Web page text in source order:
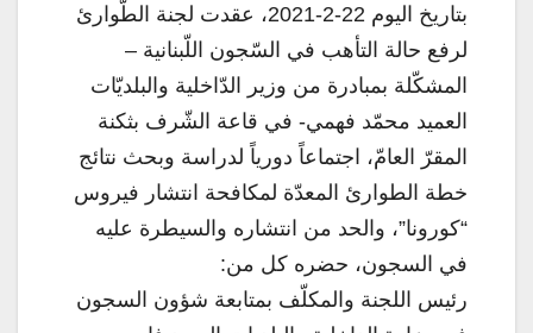
بتاريخ اليوم 22-2-2021، عقدت لجنة الطّوارئ
لرفع حالة التأهب في السّجون اللّبنانية –
المشكّلة بمبادرة من وزير الدّاخلية والبلديّات
العميد محمّد فهمي- في قاعة الشّرف بثكنة
المقرّ العامّ، اجتماعاً دورياً لدراسة وبحث نتائج
خطة الطوارئ المعدّة لمكافحة انتشار فيروس
“كورونا”، والحد من انتشاره والسيطرة عليه
في السجون، حضره كل من:
رئيس اللجنة والمكلّف بمتابعة شؤون السجون